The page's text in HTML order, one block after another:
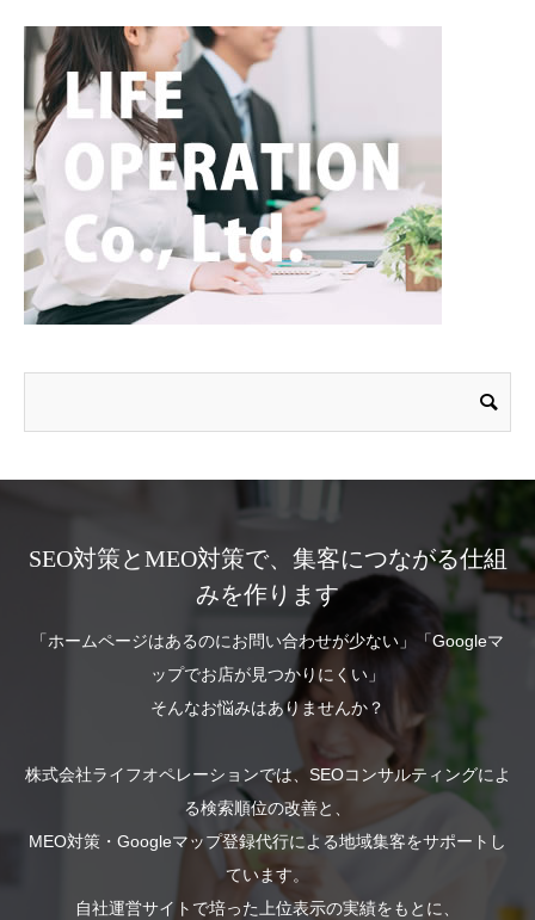
SEO対策とMEO対策で、集客につながる仕組
みを作ります
「ホームページはあるのにお問い合わせが少ない」「Googleマ
ップでお店が見つかりにくい」
そんなお悩みはありませんか？
株式会社ライフオペレーションでは、SEOコンサルティングによ
る検索順位の改善と、
MEO対策・Googleマップ登録代行による地域集客をサポートし
ています。
自社運営サイトで培った上位表示の実績をもとに、